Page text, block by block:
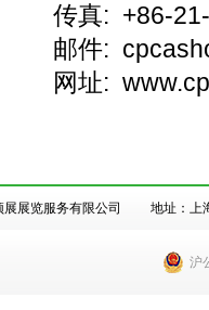
传真: +86-
邮件:
网址:
展展览服务有限公司 地址：上
沪